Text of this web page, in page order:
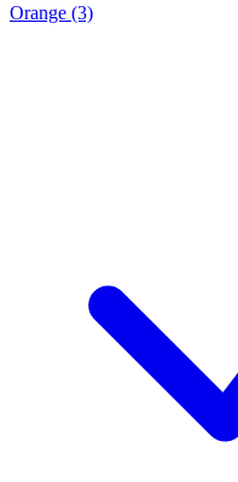
Orange (3)